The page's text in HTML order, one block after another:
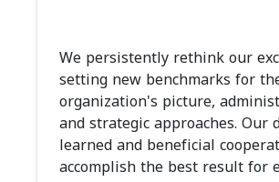
We persistently rethink our
setting new benchmarks for
organization's picture,
and strategic approaches. Our
learned and beneficial
accomplish the best result for